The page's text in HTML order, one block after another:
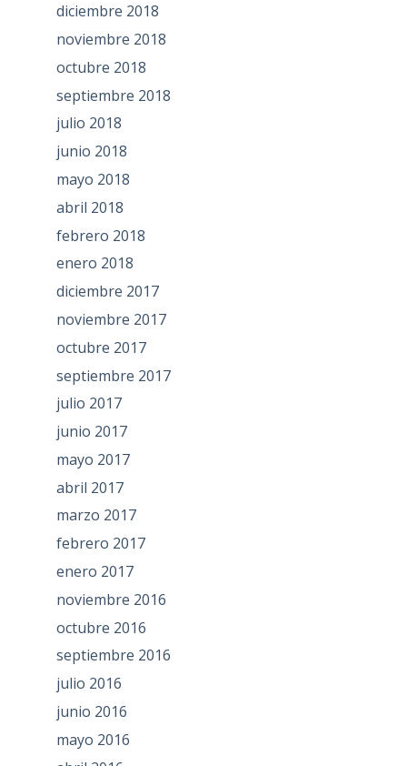
diciembre 2018
noviembre 2018
octubre 2018
septiembre 2018
julio 2018
junio 2018
mayo 2018
abril 2018
febrero 2018
enero 2018
diciembre 2017
noviembre 2017
octubre 2017
septiembre 2017
julio 2017
junio 2017
mayo 2017
abril 2017
marzo 2017
febrero 2017
enero 2017
noviembre 2016
octubre 2016
septiembre 2016
julio 2016
junio 2016
mayo 2016